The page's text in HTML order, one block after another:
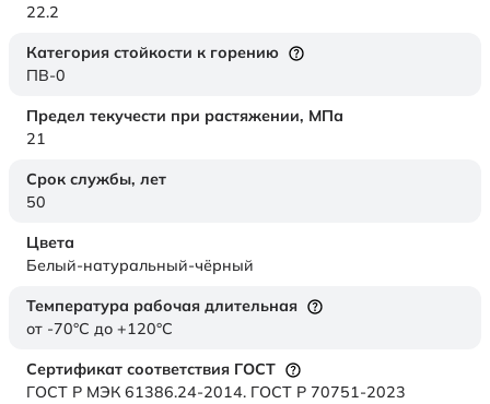
22.2
Категория стойкости к горению
ПВ-0
Предел текучести при растяжении, МПа
21
Срок службы, лет
50
Цвета
Белый-натуральный-чёрный
Температура рабочая длительная
от -70°C до +120°C
Сертификат соответствия ГОСТ
ГОСТ Р МЭК 61386.24-2014. ГОСТ Р 70751-2023